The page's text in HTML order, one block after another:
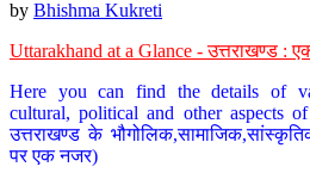
by Bhishma Kukreti
Uttarakhand at a Glance - उत्तराखण्ड :
Here you can find the details of
cultural, political and other aspects
उत्तराखण्ड के
पर एक नजर)